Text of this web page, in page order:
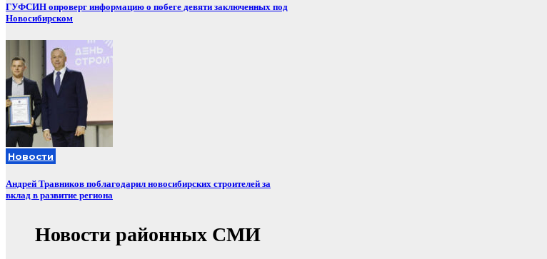
ГУФСИН опроверг информацию о побеге девяти заключенных под
Новосибирском
Новости
Андрей Травников поблагодарил новосибирских строителей за
вклад в развитие региона